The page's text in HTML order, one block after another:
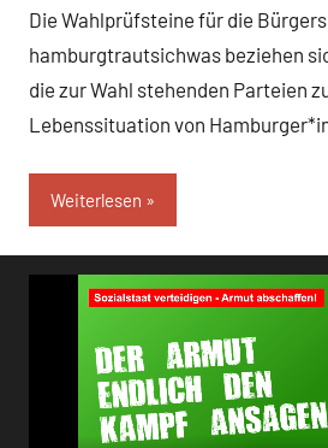
Die Wahlprüfsteine für die
hamburgtrautsichwas beziehen
die zur Wahl stehenden Parteien
Lebenssituation von
Weiterlesen